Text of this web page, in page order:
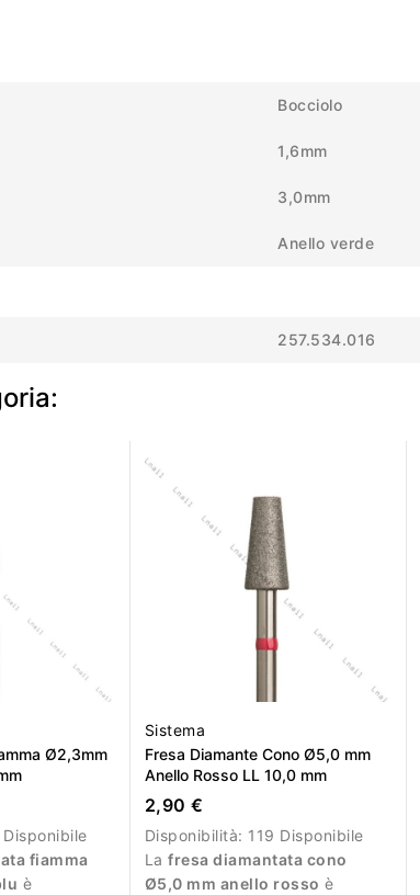
Bocciolo
1,6mm
3,0mm
Anello verde
257.534.016
Ø2,3mm
Disponibile
fiamma
è
Sistema
Fresa Diamante Cono Ø5,0 mm
Anello Rosso LL 10,0 mm
2,90 €
Disponibilità: 119 Disponibile
Lafresa diamantata cono
Ø5,0 mm anello rosso è